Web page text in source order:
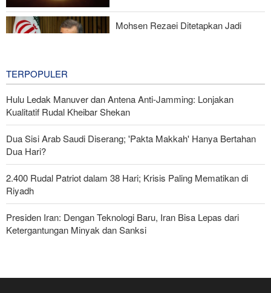
Mohsen Rezaei Ditetapkan Jadi
TERPOPULER
Hulu Ledak Manuver dan Antena Anti-Jamming: Lonjakan
Kualitatif Rudal Kheibar Shekan
Dua Sisi Arab Saudi Diserang; 'Pakta Makkah' Hanya Bertahan
Dua Hari?
2.400 Rudal Patriot dalam 38 Hari; Krisis Paling Mematikan di
Riyadh
Presiden Iran: Dengan Teknologi Baru, Iran Bisa Lepas dari
Ketergantungan Minyak dan Sanksi